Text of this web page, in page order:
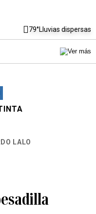
79°Lluvias dispersas
LALO